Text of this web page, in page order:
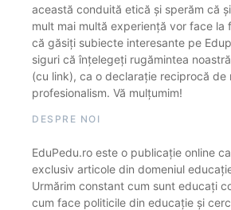
această conduită etică și sperăm că
mult mai multă experiență vor face la
că găsiți subiecte interesante pe
siguri că înțelegeți rugămintea
(cu link), ca o declarație reciprocă de
profesionalism. Vă mulțumim!
DESPRE NOI
EduPedu.ro este o publicație online
exclusiv articole din domeniul
Urmărim constant cum sunt educați
cum face politicile din educație și